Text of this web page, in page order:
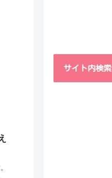
サイト内検索